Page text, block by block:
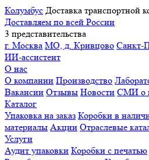
Колумбус Доставка транспортной
Доставляем по всей России
3 представительства
г. Москва МО, д. Кривцово Санкт-
ИИ-ассистент
О нас
О компании Производство
Вакансии Отзывы Новости СМИ о
Каталог
Упаковка на заказ Коробки в
материалы Акции Отраслевые
Услуги
Аудит упаковки Коробки с печатью